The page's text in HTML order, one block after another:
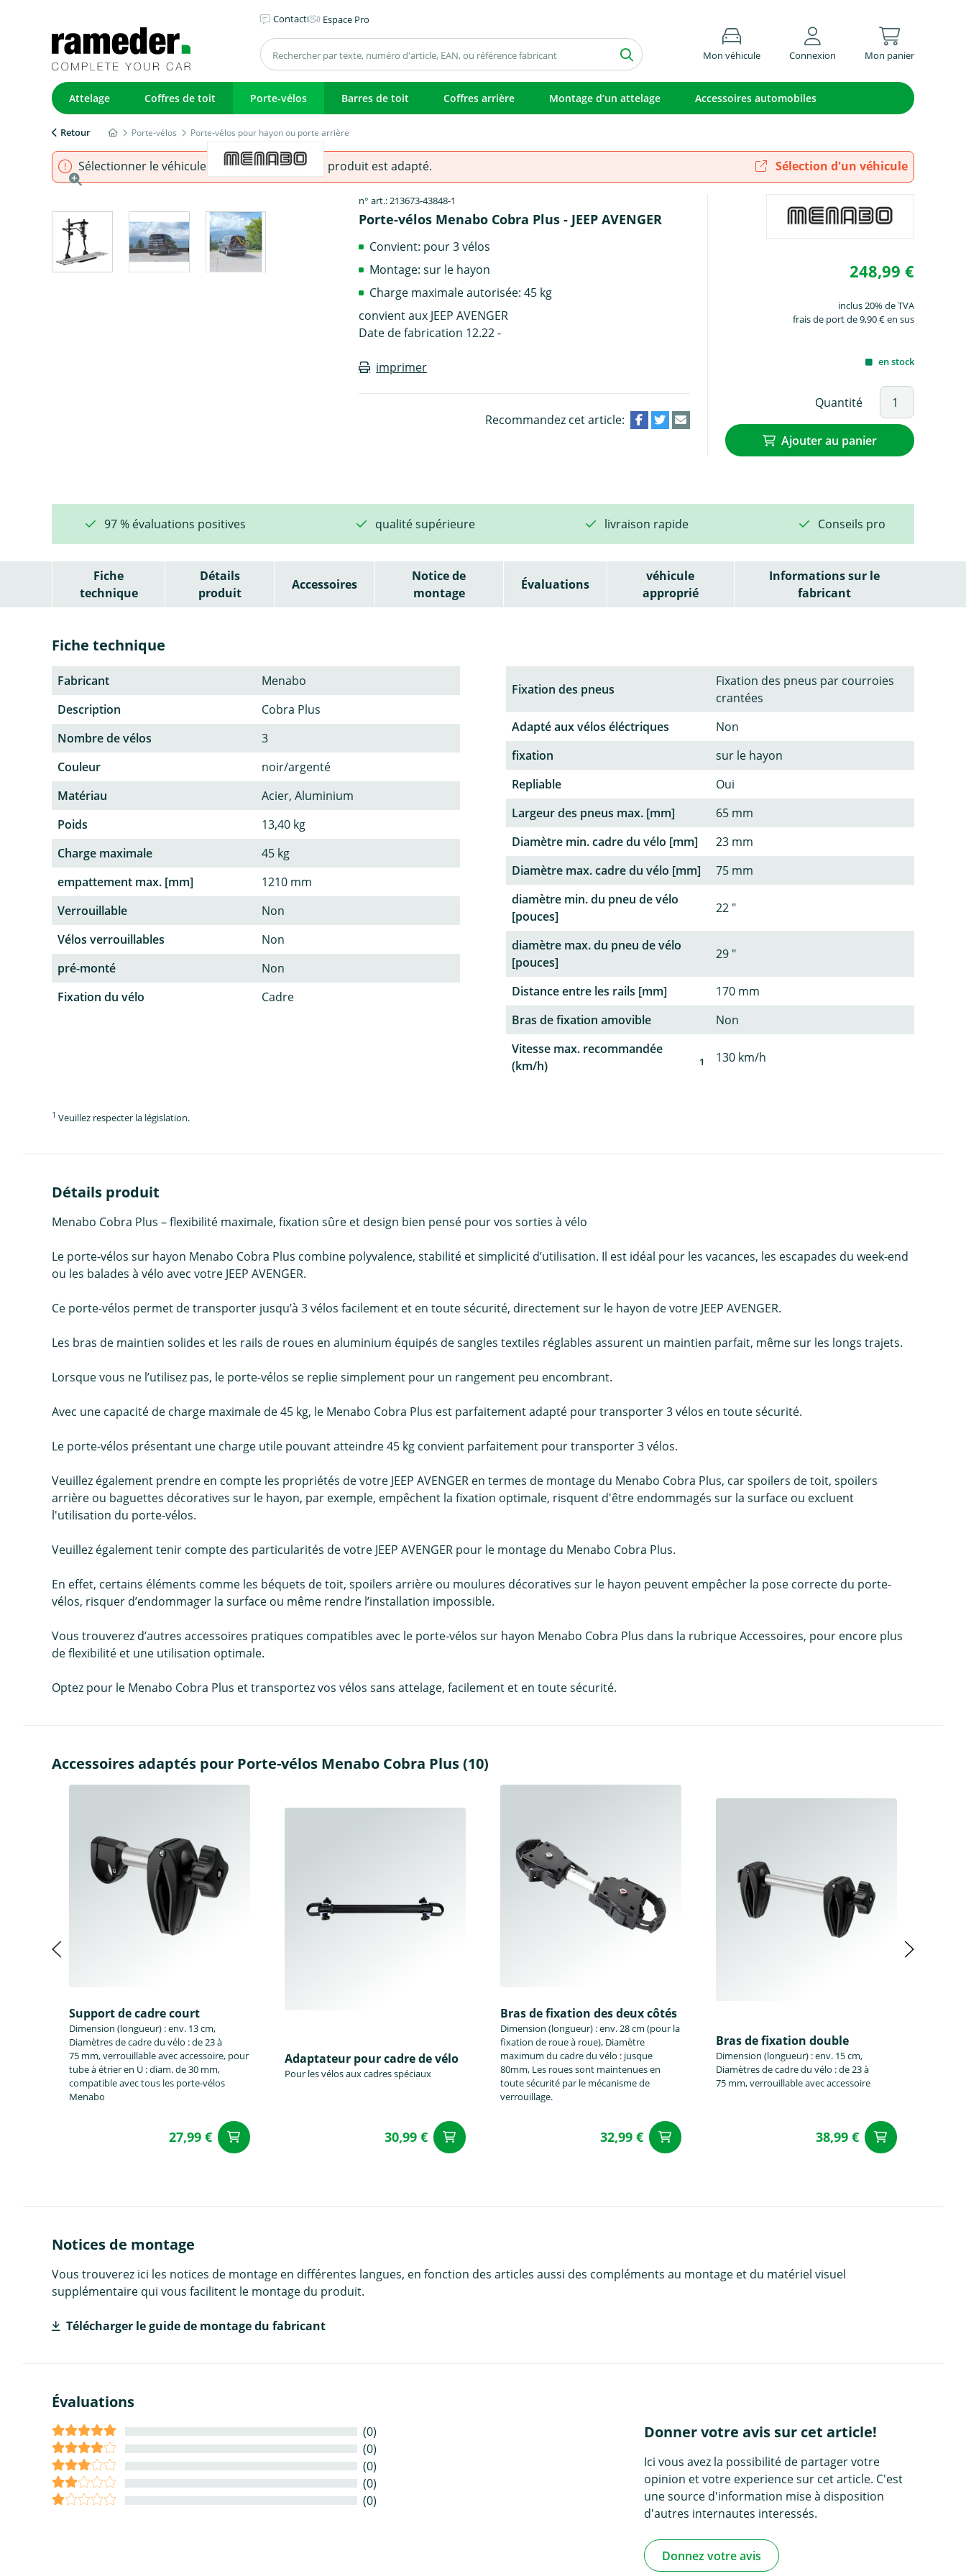
Contact Espace Pro
Mon véhicule Connexion Mon panier
Attelage Coffres de toit Porte-vélos Barres de toit Coffres arrière Montage d’un attelage Accessoires automobiles
Retour Porte-vélos Porte-vélos pour hayon ou porte arrière
Sélectionner le véhicule pour s'assurer que le produit est adapté. Sélection d'un véhicule
n° art.: 213673-43848-1
Porte-vélos Menabo Cobra Plus - JEEP AVENGER
Convient: pour 3 vélos
Montage: sur le hayon
Charge maximale autorisée: 45 kg
convient aux JEEP AVENGER
Date de fabrication 12.22 -
imprimer
Recommandez cet article:
248,99 €
inclus 20% de TVA
frais de port de 9,90 € en sus
en stock
Quantité
Ajouter au panier
97 % évaluations positives qualité supérieure livraison rapide Conseils pro
Fiche
technique
Détails
produit
Accessoires
Notice de
montage
Évaluations
véhicule
approprié
Informations sur le
fabricant
Fiche technique
Fabricant
Menabo
Description
Cobra Plus
Nombre de vélos
3
Couleur
noir/argenté
Matériau
Acier, Aluminium
Poids
13,40 kg
Charge maximale
45 kg
empattement max. [mm]
1210 mm
Verrouillable
Non
Vélos verrouillables
Non
pré-monté
Non
Fixation du vélo
Cadre
Fixation des pneus
Fixation des pneus par courroies
crantées
Adapté aux vélos éléctriques
Non
fixation
sur le hayon
Repliable
Oui
Largeur des pneus max. [mm]
65 mm
Diamètre min. cadre du vélo [mm]
23 mm
Diamètre max. cadre du vélo [mm]
75 mm
diamètre min. du pneu de vélo
[pouces]
22 "
diamètre max. du pneu de vélo
[pouces]
29 "
Distance entre les rails [mm]
170 mm
Bras de fixation amovible
Non
Vitesse max. recommandée
(km/h)
1 130 km/h
1 Veuillez respecter la législation.
Détails produit
Menabo Cobra Plus – flexibilité maximale, fixation sûre et design bien pensé pour vos sorties à vélo
Le porte-vélos sur hayon Menabo Cobra Plus combine polyvalence, stabilité et simplicité d’utilisation. Il est idéal pour les vacances, les escapades du week-end
ou les balades à vélo avec votre JEEP AVENGER.
Ce porte-vélos permet de transporter jusqu’à 3 vélos facilement et en toute sécurité, directement sur le hayon de votre JEEP AVENGER.
Les bras de maintien solides et les rails de roues en aluminium équipés de sangles textiles réglables assurent un maintien parfait, même sur les longs trajets.
Lorsque vous ne l’utilisez pas, le porte-vélos se replie simplement pour un rangement peu encombrant.
Avec une capacité de charge maximale de 45 kg, le Menabo Cobra Plus est parfaitement adapté pour transporter 3 vélos en toute sécurité.
Le porte-vélos présentant une charge utile pouvant atteindre 45 kg convient parfaitement pour transporter 3 vélos.
Veuillez également prendre en compte les propriétés de votre JEEP AVENGER en termes de montage du Menabo Cobra Plus, car spoilers de toit, spoilers
arrière ou baguettes décoratives sur le hayon, par exemple, empêchent la fixation optimale, risquent d'être endommagés sur la surface ou excluent
l'utilisation du porte-vélos.
Veuillez également tenir compte des particularités de votre JEEP AVENGER pour le montage du Menabo Cobra Plus.
En effet, certains éléments comme les béquets de toit, spoilers arrière ou moulures décoratives sur le hayon peuvent empêcher la pose correcte du porte-
vélos, risquer d’endommager la surface ou même rendre l’installation impossible.
Vous trouverez d’autres accessoires pratiques compatibles avec le porte-vélos sur hayon Menabo Cobra Plus dans la rubrique Accessoires, pour encore plus
de flexibilité et une utilisation optimale.
Optez pour le Menabo Cobra Plus et transportez vos vélos sans attelage, facilement et en toute sécurité.
Accessoires adaptés pour Porte-vélos Menabo Cobra Plus (10)
Support de cadre court
Dimension (longueur) : env. 13 cm,
Diamètres de cadre du vélo : de 23 à
75 mm, verrouillable avec accessoire, pour
tube à étrier en U : diam. de 30 mm,
compatible avec tous les porte-vélos
Menabo
27,99 €
Adaptateur pour cadre de vélo
Pour les vélos aux cadres spéciaux
30,99 €
Bras de fixation des deux côtés
Dimension (longueur) : env. 28 cm (pour la
fixation de roue à roue), Diamètre
maximum du cadre du vélo : jusque
80mm, Les roues sont maintenues en
toute sécurité par le mécanisme de
verrouillage.
32,99 €
Bras de fixation double
Dimension (longueur) : env. 15 cm,
Diamètres de cadre du vélo : de 23 à
75 mm, verrouillable avec accessoire
38,99 €
Notices de montage
Vous trouverez ici les notices de montage en différentes langues, en fonction des articles aussi des compléments au montage et du matériel visuel
supplémentaire qui vous facilitent le montage du produit.
Télécharger le guide de montage du fabricant
Évaluations
(0)
(0)
(0)
(0)
(0)
Donner votre avis sur cet article!
Ici vous avez la possibilité de partager votre
opinion et votre experience sur cet article. C'est
une source d'information mise à disposition
d'autres internautes interessés.
Donnez votre avis